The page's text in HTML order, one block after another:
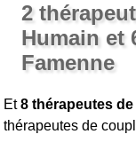
2
Humain et
Famenne
Et8 thérapeutes
thérapeutes de